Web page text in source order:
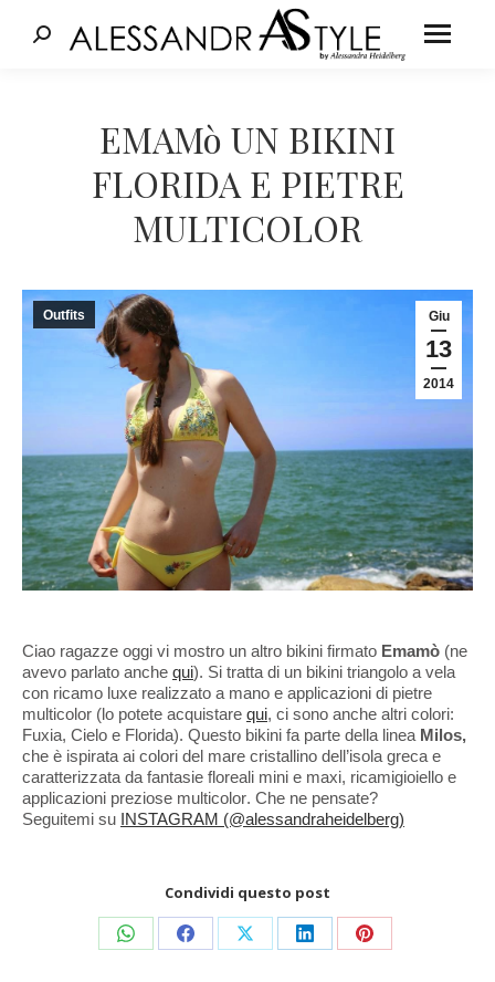
Cerca:
EMAMò UN BIKINI
FLORIDA E PIETRE
MULTICOLOR
Giu
13
2014
Outfits
Ciao ragazze oggi vi mostro un altro bikini firmato Emamò (ne
avevo parlato anche qui). Si tratta di un bikini triangolo a vela
con ricamo luxe realizzato a mano e applicazioni di pietre
multicolor (lo potete acquistare qui, ci sono anche altri colori:
Fuxia, Cielo e Florida). Questo bikini fa parte della linea Milos,
che è ispirata ai colori del mare cristallino dell’isola greca e
caratterizzata da fantasie floreali mini e maxi, ricamigioiello e
applicazioni preziose multicolor. Che ne pensate?
Seguitemi su
INSTAGRAM (@alessandraheidelberg)
Condividi questo post
CondividiCondividiCondividiCondividiCondividi